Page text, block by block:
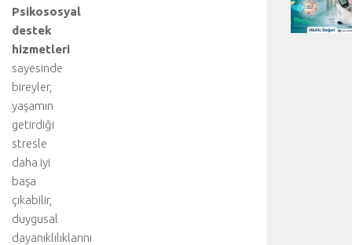
Psikososyal
destek
hizmetleri
sayesinde
bireyler,
yaşamın
getirdiği
stresle
daha iyi
başa
çıkabilir,
duygusal
dayanıklılıklarını